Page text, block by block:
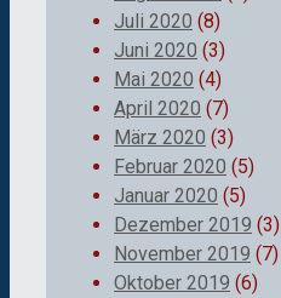
Juli 2020 (8)
Juni 2020 (3)
Mai 2020 (4)
April 2020 (7)
März 2020 (3)
Februar 2020 (5)
Januar 2020 (5)
Dezember 2019 (3)
November 2019 (7)
Oktober 2019 (6)